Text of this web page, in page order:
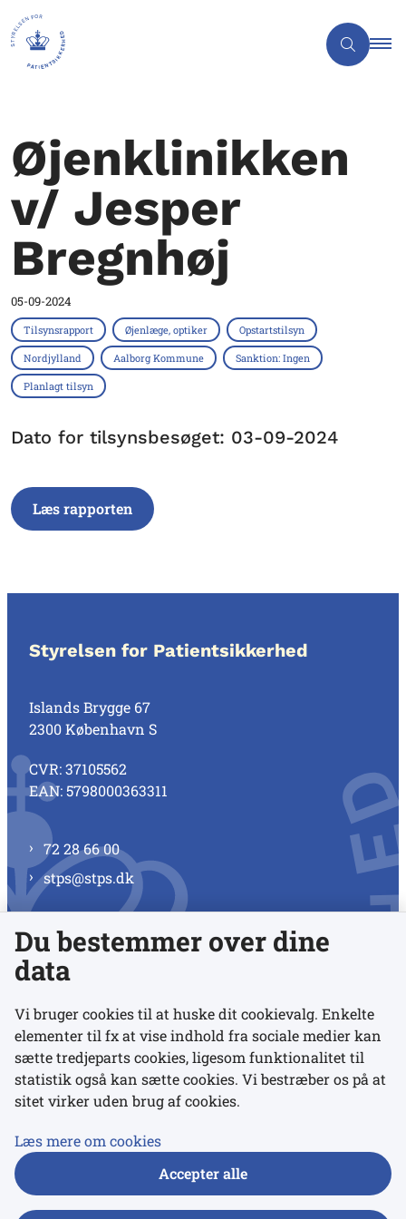
Øjenklinikken
v/ Jesper
Bregnhøj
05-09-2024
Tilsynsrapport Øjenlæge, optiker Opstartstilsyn
Nordjylland Aalborg Kommune Sanktion: Ingen
Planlagt tilsyn
Dato for tilsynsbesøget: 03-09-2024
Læs rapporten
Styrelsen for Patientsikkerhed
Islands Brygge 67
2300 København S
CVR: 37105562
EAN: 5798000363311
72 28 66 00
stps@stps.dk
Se alle kontaktnumre
Links
Udgivelser
Du bestemmer over dine
data
Vi bruger cookies til at huske dit cookievalg. Enkelte
elementer til fx at vise indhold fra sociale medier kan
sætte tredjeparts cookies, ligesom funktionalitet til
statistik også kan sætte cookies. Vi bestræber os på at
sitet virker uden brug af cookies.
Læs mere om cookies
Accepter alle